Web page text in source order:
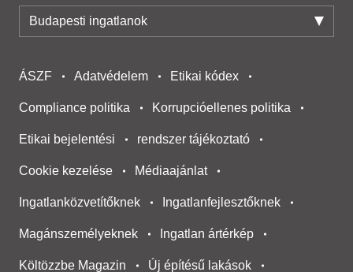
Budapesti ingatlanok
ÁSZF Adatvédelem Etikai kódex
Compliance politika Korrupcióellenes politika
Etikai bejelentési rendszer tájékoztató
Cookie kezelése Médiaajánlat
Ingatlanközvetítőknek Ingatlanfejlesztőknek
Magánszemélyeknek Ingatlan ártérkép
Költözzbe Magazin Új építésű lakások